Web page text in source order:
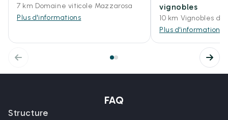
7 km Domaine viticole Mazzarosa
Plus d'informations
vignobles
10 km Vignobles
Plus d'informations
FAQ
Structure